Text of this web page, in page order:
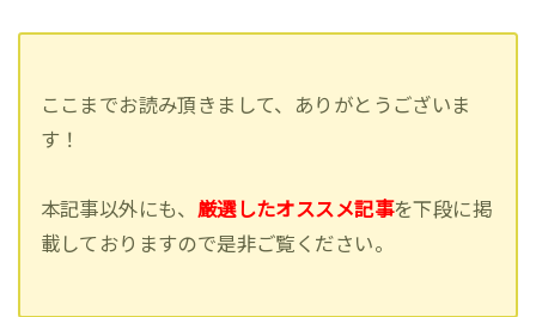
ここまでお読み頂きまして、ありがとうございま
す！
本記事以外にも、 厳選したオススメ記事を下段に掲
載しておりますので是非ご覧ください。